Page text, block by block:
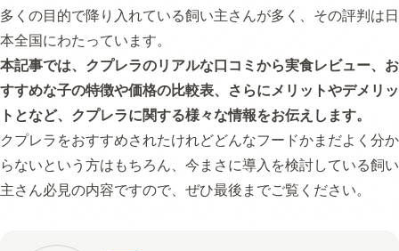
多くの目的で降り入れている飼い主さんが多く、その評判は日
本全国にわたっています。
本記事では、クプレラのリアルな口コミから実食レビュー、お
すすめな子の特徴や価格の比較表、さらにメリットやデメリッ
トとなど、クプレラに関する様々な情報をお伝えします。
クプレラをおすすめされたけれどどんなフードかまだよく分か
らないという方はもちろん、今まさに導入を検討している飼い
主さん必見の内容ですので、ぜひ最後までご覧ください。